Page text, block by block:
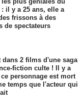
il y a 25 ans, elle a
frissons à des
de spectateurs
dans 2 films d'une saga
fiction culte ! Il y a
ce personnage est mort
temps que l'acteur qui